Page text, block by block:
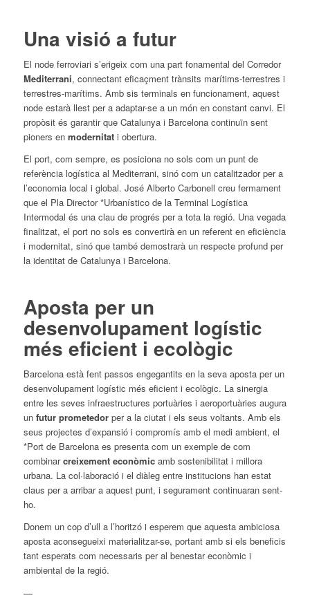
Una visió a futur
El node ferroviari s’erigeix com una part fonamental del Corredor
Mediterrani, connectant eficaçment trànsits marítims-terrestres i
terrestres-marítims. Amb sis terminals en funcionament, aquest
node estarà llest per a adaptar-se a un món en constant canvi. El
propòsit és garantir que Catalunya i Barcelona continuïn sent
pioners en modernitati obertura.
El port, com sempre, es posiciona no sols com un punt de
referència logística al Mediterrani, sinó com un catalitzador per a
l’economia local i global. José Alberto Carbonell creu fermament
que el Pla Director *Urbanístico de la Terminal Logística
Intermodal és una clau de progrés per a tota la regió. Una vegada
finalitzat, el port no sols es convertirà en un referent en eficiència
i modernitat, sinó que també demostrarà un respecte profund per
la identitat de Catalunya i Barcelona.
Aposta per un
desenvolupament logístic
més eficient i ecològic
Barcelona està fent passos engegantits en la seva aposta per un
desenvolupament logístic més eficient i ecològic. La sinergia
entre les seves infraestructures portuàries i aeroportuàries augura
un futur prometedorper a la ciutat i els seus voltants. Amb els
seus projectes d’expansió i compromís amb el medi ambient, el
*Port de Barcelona es presenta com un exemple de com
combinarcreixement econòmicamb sostenibilitat i millora
urbana. La col·laboració i el diàleg entre institucions han estat
claus per a arribar a aquest punt, i segurament continuaran sent-
ho.
Donem un cop d’ull a l’horitzó i esperem que aquesta ambiciosa
aposta aconsegueixi materialitzar-se, portant amb si els beneficis
tant esperats com necessaris per al benestar econòmic i
ambiental de la regió.
—